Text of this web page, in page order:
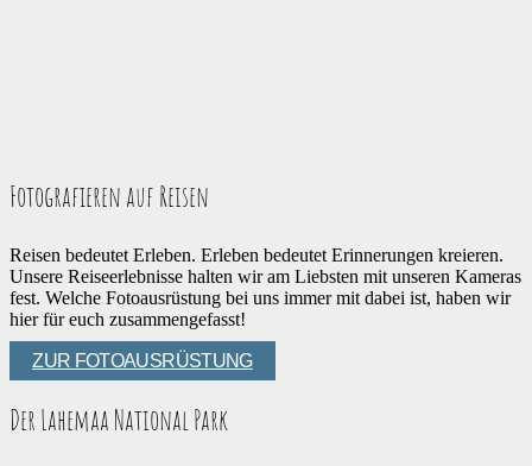
Fotografieren auf Reisen
Reisen bedeutet Erleben. Erleben bedeutet Erinnerungen kreieren.
Unsere Reiseerlebnisse halten wir am Liebsten mit unseren Kameras
fest. Welche Fotoausrüstung bei uns immer mit dabei ist, haben wir
hier für euch zusammengefasst!
ZUR FOTOAUSRÜSTUNG
Der Lahemaa National Park